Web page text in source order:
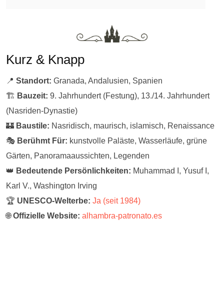
Kurz & Knapp
📍 Standort: Granada, Andalusien, Spanien
🏗️ Bauzeit: 9. Jahrhundert (Festung), 13./14. Jahrhundert
(Nasriden-Dynastie)
🏰 Baustile: Nasridisch, maurisch, islamisch, Renaissance
🎭 Berühmt Für: kunstvolle Paläste, Wasserläufe, grüne
Gärten, Panoramaaussichten, Legenden
👑 Bedeutende Persönlichkeiten: Muhammad I, Yusuf I,
Karl V., Washington Irving
🏆 UNESCO-Welterbe: Ja (seit 1984)
🌐Offizielle Website: alhambra-patronato.es